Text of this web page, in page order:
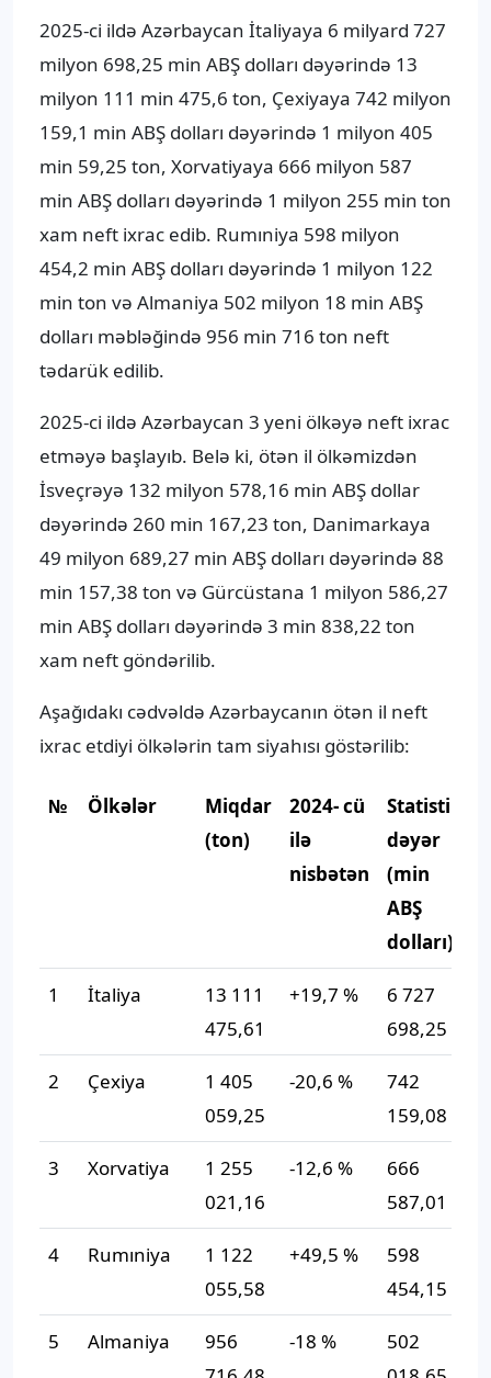
2025-ci ildə Azərbaycan İtaliyaya 6 milyard 727
milyon 698,25 min ABŞ dolları dəyərində 13
milyon 111 min 475,6 ton, Çexiyaya 742 milyon
159,1 min ABŞ dolları dəyərində 1 milyon 405
min 59,25 ton, Xorvatiyaya 666 milyon 587
min ABŞ dolları dəyərində 1 milyon 255 min ton
xam neft ixrac edib. Rumıniya 598 milyon
454,2 min ABŞ dolları dəyərində 1 milyon 122
min ton və Almaniya 502 milyon 18 min ABŞ
dolları məbləğində 956 min 716 ton neft
tədarük edilib.
2025-ci ildə Azərbaycan 3 yeni ölkəyə neft ixrac
etməyə başlayıb. Belə ki, ötən il ölkəmizdən
İsveçrəyə 132 milyon 578,16 min ABŞ dollar
dəyərində 260 min 167,23 ton, Danimarkaya
49 milyon 689,27 min ABŞ dolları dəyərində 88
min 157,38 ton və Gürcüstana 1 milyon 586,27
min ABŞ dolları dəyərində 3 min 838,22 ton
xam neft göndərilib.
Aşağıdakı cədvəldə Azərbaycanın ötən il neft
ixrac etdiyi ölkələrin tam siyahısı göstərilib:
№ Ölkələr
Miqdar
(ton)
2024- cü
ilə
nisbətən
Statistik
dəyər
(min
ABŞ
dolları)
1 İtaliya
13 111
475,61
+19,7 %
6 727
698,25
2 Çexiya
1 405
059,25
-20,6 %
742
159,08
3 Xorvatiya
1 255
021,16
-12,6 %
666
587,01
4 Rumıniya
1 122
055,58
+49,5 %
598
454,15
5 Almaniya
956
-18 %
502